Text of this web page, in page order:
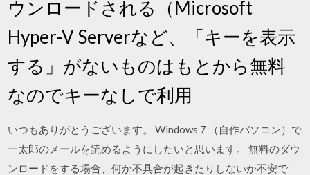
ウンロードされる（Microsoft
Hyper-V Serverなど、「キーを表示
する」がないものはもとから無料
なのでキーなしで利用
いつもありがとうございます。 Windows 7 （自作パソコン）で
一太郎のメールを読めるようにしたいと思います。 無料のダウ
ンロードをする場合、何か不具合が起きたりしないか不安で